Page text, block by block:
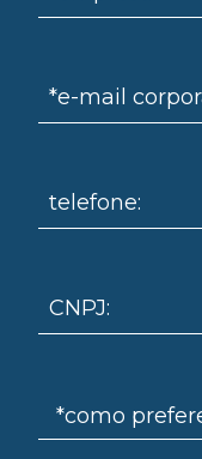
*e-mail
telefone:
CNPJ: